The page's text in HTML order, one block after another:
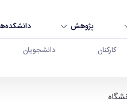
پژوهش
کارکنان دانشجویان